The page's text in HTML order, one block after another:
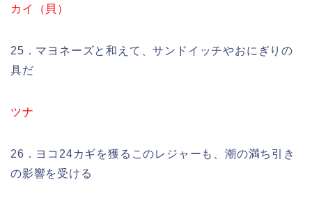
カイ（貝）
25．マヨネーズと和えて、サンドイッチやおにぎりの
具だ
ツナ
26．ヨコ24カギを獲るこのレジャーも、潮の満ち引き
の影響を受ける